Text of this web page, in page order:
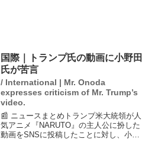
国際｜トランプ氏の動画に小野田
氏が苦言
/ International | Mr. Onoda
expresses criticism of Mr. Trump’s
video.
📰 ニュースまとめトランプ米大統領が人
気アニメ『NARUTO』の主人公に扮した
動画をSNSに投稿したことに対し、小野